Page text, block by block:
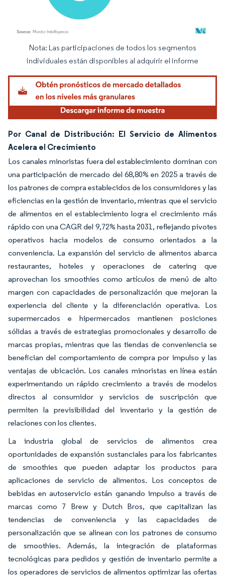
Imagen © Mordor Intelligence. El uso requiere atribución según CC BY 4.0.
Nota: Las participaciones de todos los segmentos
individuales están disponibles al adquirir el informe
Por Canal de Distribución: El Servicio de Alimentos
Acelera el Crecimiento
Los canales minoristas fuera del establecimiento dominan con
una participación de mercado del 68,80% en 2025 a través de
los patrones de compra establecidos de los consumidores y las
eficiencias en la gestión de inventario, mientras que el servicio
de alimentos en el establecimiento logra el crecimiento más
rápido con una CAGR del 9,72% hasta 2031, reflejando pivotes
operativos hacia modelos de consumo orientados a la
conveniencia. La expansión del servicio de alimentos abarca
restaurantes, hoteles y operaciones de catering que
aprovechan los smoothies como artículos de menú de alto
margen con capacidades de personalización que mejoran la
experiencia del cliente y la diferenciación operativa. Los
supermercados e hipermercados mantienen posiciones
sólidas a través de estrategias promocionales y desarrollo de
marcas propias, mientras que las tiendas de conveniencia se
benefician del comportamiento de compra por impulso y las
ventajas de ubicación. Los canales minoristas en línea están
experimentando un rápido crecimiento a través de modelos
directos al consumidor y servicios de suscripción que
permiten la previsibilidad del inventario y la gestión de
relaciones con los clientes.
La industria global de servicios de alimentos crea
oportunidades de expansión sustanciales para los fabricantes
de smoothies que pueden adaptar los productos para
aplicaciones de servicio de alimentos. Los conceptos de
bebidas en autoservicio están ganando impulso a través de
marcas como 7 Brew y Dutch Bros, que capitalizan las
tendencias de conveniencia y las capacidades de
personalización que se alinean con los patrones de consumo
de smoothies. Además, la integración de plataformas
tecnológicas para pedidos y gestión de inventario permite a
los operadores de servicios de alimentos optimizar las ofertas